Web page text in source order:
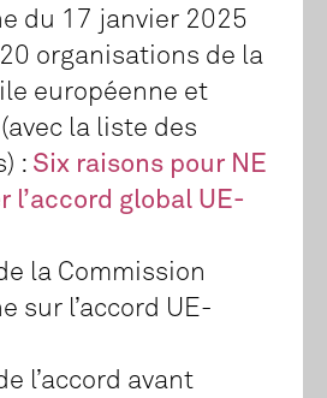
du 17 janvier 2025
organisations de la
européenne et
la liste des
: Six raisons pour NE
l’accord global UE-
la Commission
sur l’accord UE-
l’accord avant